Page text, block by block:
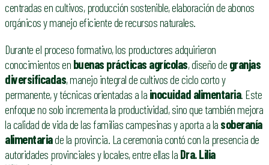
centradas en cultivos, producción sostenible, elaboración de abonos
orgánicos y manejo eficiente de recursos naturales.
Durante el proceso formativo, los productores adquirieron
conocimientos en buenas prácticas agrícolas, diseño de granjas
diversificadas, manejo integral de cultivos de ciclo corto y
permanente, y técnicas orientadas a la inocuidad alimentaria. Este
enfoque no solo incrementa la productividad, sino que también mejora
la calidad de vida de las familias campesinas y aporta a la soberanía
alimentariade la provincia. La ceremonia contó con la presencia de
autoridades provinciales y locales, entre ellas la Dra. Lilia